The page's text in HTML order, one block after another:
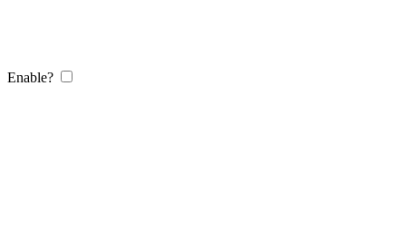
Enable?